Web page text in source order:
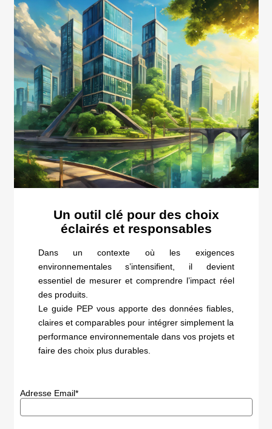
Un outil clé pour des choix
éclairés et responsables
Dans un contexte où les exigences
environnementales s’intensifient, il devient
essentiel de mesurer et comprendre l’impact réel
des produits.
Le guide PEP vous apporte des données fiables,
claires et comparables pour intégrer simplement la
performance environnementale dans vos projets et
faire des choix plus durables.
Adresse Email*